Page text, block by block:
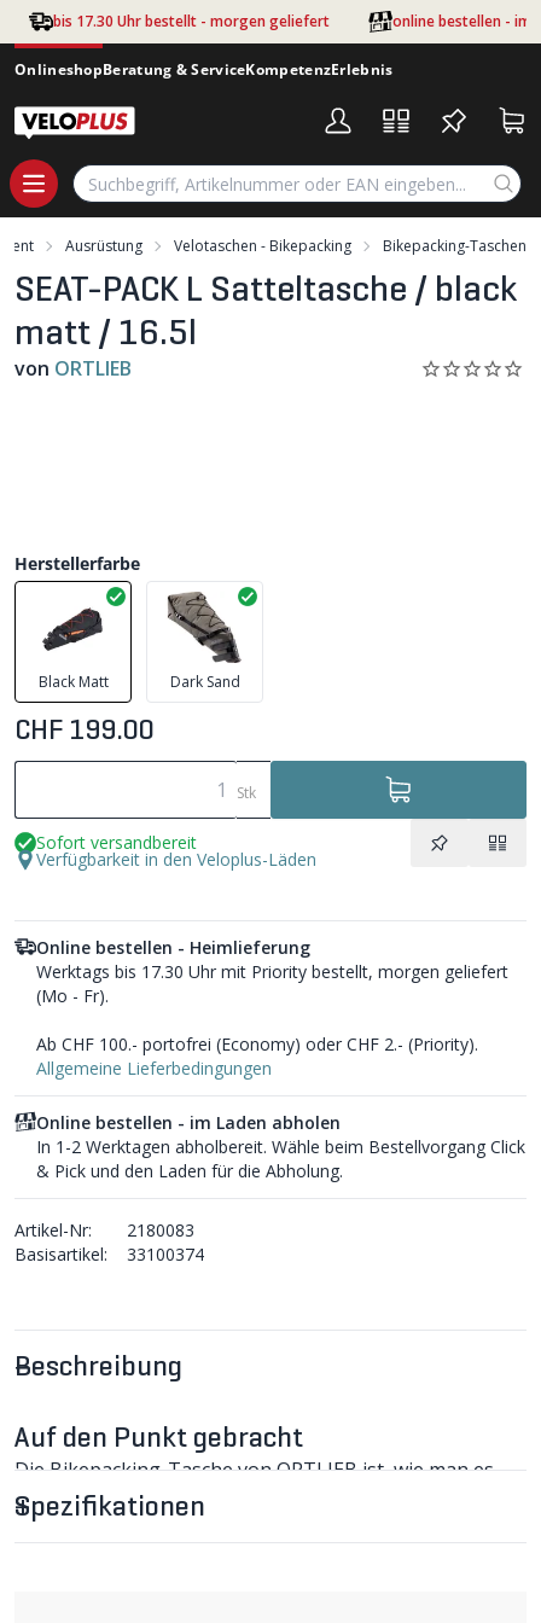
Zum Hauptinhalt springen
bis 17.30 Uhr bestellt - morgen geliefert online bestellen - im
OnlineshopBeratung & ServiceKompetenzErlebnis
Ausrüstung Velotaschen - Bikepacking Bikepacking-Taschen
SEAT-PACK L Satteltasche / black
matt / 16.5l
von ORTLIEB
Beschreibung
Auf den Punkt gebracht
Die Bikepacking-Tasche von ORTLIEB ist, wie man es
von ORTLIEB kennt, 100% wasserdicht. Mit zwei
robusten Klettverschlüssen um die Sattelstütze, zwei
Riemen um die Sattelstreben und verstärktem Gewebe
Spezifikationen
Herstellerfarbe
Black Matt Dark Sand
CHF 199.00
Stk
Sofort versandbereit
Verfügbarkeit in den Veloplus-Läden
Online bestellen - Heimlieferung
Werktags bis 17.30 Uhr mit Priority bestellt, morgen geliefert
(Mo - Fr).
Ab CHF 100.- portofrei (Economy) oder CHF 2.- (Priority).
Allgemeine Lieferbedingungen
Online bestellen - im Laden abholen
In 1-2 Werktagen abholbereit. Wähle beim Bestellvorgang Click
& Pick und den Laden für die Abholung.
Artikel-Nr:
2180083
Basisartikel:
33100374